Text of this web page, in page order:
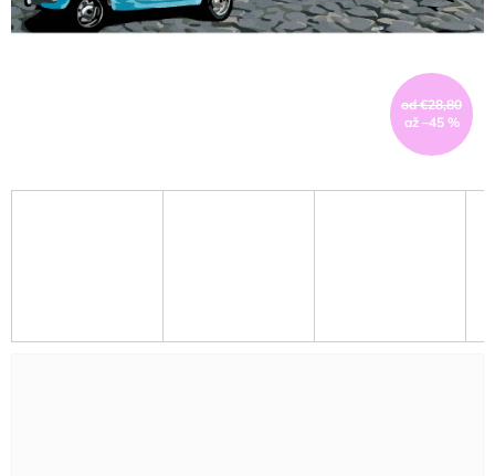
od €28,80
až –45 %